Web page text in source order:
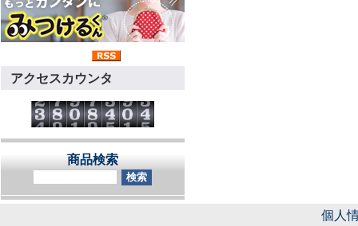
アクセスカウンタ
商品検索
個人